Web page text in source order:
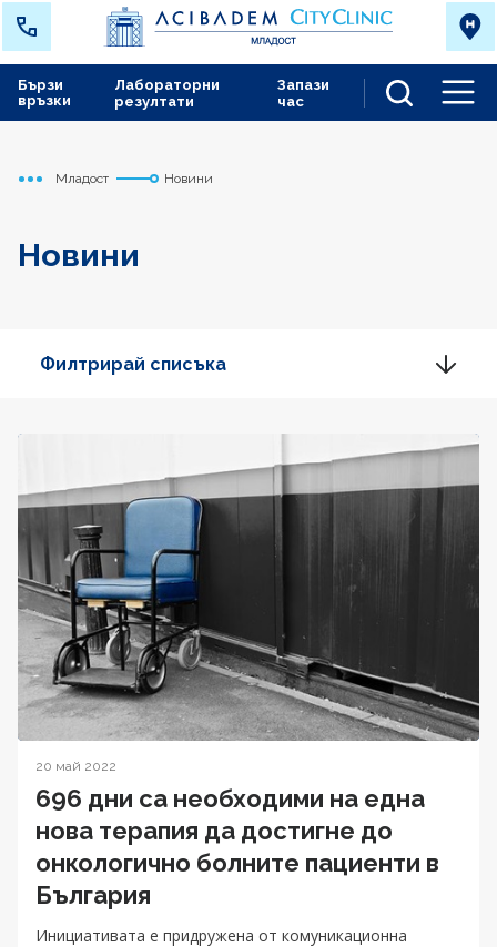
Лабораторни
резултати
Запази
час
Бързи
връзки
Начало
Младост Новини
Новини
Филтрирай списъка
20 май 2022
696 дни са необходими на една
нова терапия да достигне до
онкологично болните пациенти в
България
Инициативата е придружена от комуникационна